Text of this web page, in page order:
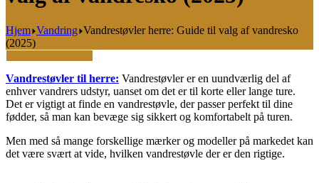
Hjem Vandring Vandrestøvler herre: Guide til valg af vandresko
(2025)
Vandrestøvler til herre: Vandrestøvler er en uundværlig del af
enhver vandrers udstyr, uanset om det er til korte eller lange ture.
Det er vigtigt at finde en vandrestøvle, der passer perfekt til dine
fødder, så man kan bevæge sig sikkert og komfortabelt på turen.
Men med så mange forskellige mærker og modeller på markedet kan
det være svært at vide, hvilken vandrestøvle der er den rigtige.